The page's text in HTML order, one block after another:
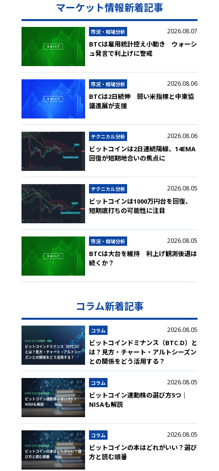
マーケット情報新着記事
市況・相場分析 2026.08.07
BTCは雇用統計控え小動き ウォーシ
ュ発言で利上げに警戒
市況・相場分析 2026.08.06
BTCは2日続伸 弱い米指標と中東協
議進展が支援
テクニカル分析 2026.08.06
ビットコインは2日連続陽線、14EMA
回復が短期地合いの焦点に
テクニカル分析 2026.08.05
ビットコインは1000万円台を回復、
短期底打ちの可能性に注目
市況・相場分析 2026.08.05
BTCは大台を維持 利上げ観測後退は
続くか？
コラム新着記事
コラム 2026.08.05
ビットコインドミナンス（BTC.D）と
は？見方・チャート・アルトシーズン
との関係をどう活用する？
コラム 2026.08.05
ビットコイン連動株の選び方5つ｜
NISAも解説
コラム 2026.08.05
ビットコインの本はどれがいい？選び
方と読む順番